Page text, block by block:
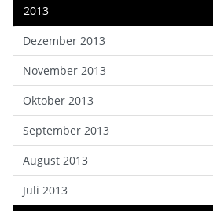
2013
Dezember 2013
November 2013
Oktober 2013
September 2013
August 2013
Juli 2013